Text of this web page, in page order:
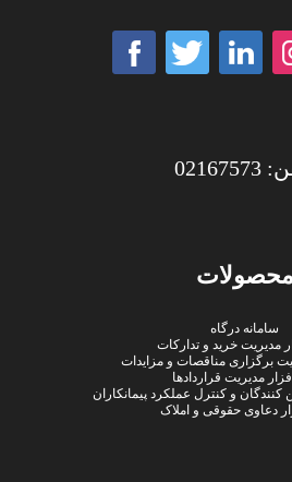
محصولات
سامانه درگاه
مدیریت خرید و تدارکات
برگزاری مناقصات و مزایدات
مدیریت قراردادها
کنندگان و کنترل عملکرد پیمانکاران
دعاوی حقوقی و املاک